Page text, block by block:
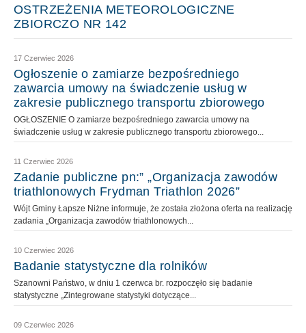
OSTRZEŻENIA METEOROLOGICZNE
ZBIORCZO NR 142
17 Czerwiec 2026
Ogłoszenie o zamiarze bezpośredniego
zawarcia umowy na świadczenie usług w
zakresie publicznego transportu zbiorowego
OGŁOSZENIE O zamiarze bezpośredniego zawarcia umowy na
świadczenie usług w zakresie publicznego transportu zbiorowego...
11 Czerwiec 2026
Zadanie publiczne pn:” „Organizacja zawodów
triathlonowych Frydman Triathlon 2026”
Wójt Gminy Łapsze Niżne informuje, że została złożona oferta na realizację
zadania „Organizacja zawodów triathlonowych...
10 Czerwiec 2026
Badanie statystyczne dla rolników
Szanowni Państwo, w dniu 1 czerwca br. rozpoczęło się badanie
statystyczne „Zintegrowane statystyki dotyczące...
09 Czerwiec 2026